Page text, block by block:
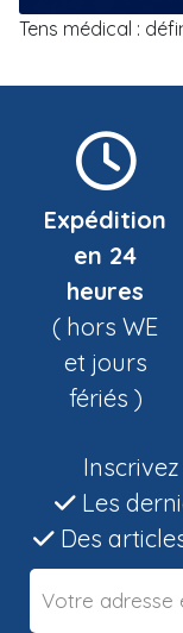
Tens médical :
Expédition
en 24
heures
( hors WE
et jours
fériés )
Les
Des